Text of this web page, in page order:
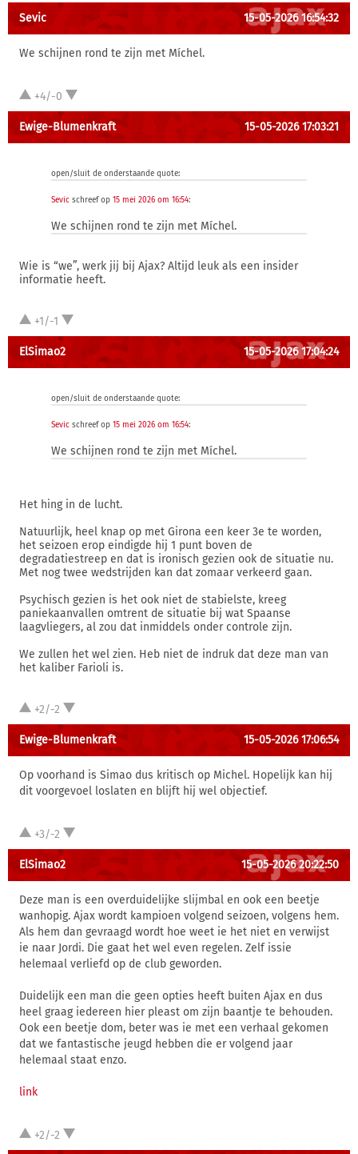
Sevic 15-05-2026 16:54:32
We schijnen rond te zijn met Míchel.
+4/-0
Ewige-Blumenkraft 15-05-2026 17:03:21
open/sluit de onderstaande quote:
Sevic schreef op 15 mei 2026 om 16:54:
We schijnen rond te zijn met Míchel.
Wie is “we”, werk jij bij Ajax? Altijd leuk als een insider
informatie heeft.
+1/-1
ElSimao2 15-05-2026 17:04:24
open/sluit de onderstaande quote:
Sevic schreef op 15 mei 2026 om 16:54:
We schijnen rond te zijn met Míchel.
Het hing in de lucht.
Natuurlijk, heel knap op met Girona een keer 3e te worden,
het seizoen erop eindigde hij 1 punt boven de
degradatiestreep en dat is ironisch gezien ook de situatie nu.
Met nog twee wedstrijden kan dat zomaar verkeerd gaan.
Psychisch gezien is het ook niet de stabielste, kreeg
paniekaanvallen omtrent de situatie bij wat Spaanse
laagvliegers, al zou dat inmiddels onder controle zijn.
We zullen het wel zien. Heb niet de indruk dat deze man van
het kaliber Farioli is.
+2/-2
Ewige-Blumenkraft 15-05-2026 17:06:54
Op voorhand is Simao dus kritisch op Michel. Hopelijk kan hij
dit voorgevoel loslaten en blijft hij wel objectief.
+3/-2
ElSimao2 15-05-2026 20:22:50
Deze man is een overduidelijke slijmbal en ook een beetje
wanhopig. Ajax wordt kampioen volgend seizoen, volgens hem.
Als hem dan gevraagd wordt hoe weet ie het niet en verwijst
ie naar Jordi. Die gaat het wel even regelen. Zelf issie
helemaal verliefd op de club geworden.
Duidelijk een man die geen opties heeft buiten Ajax en dus
heel graag iedereen hier pleast om zijn baantje te behouden.
Ook een beetje dom, beter was ie met een verhaal gekomen
dat we fantastische jeugd hebben die er volgend jaar
helemaal staat enzo.
link
+2/-2